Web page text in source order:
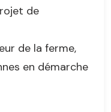
de
de la ferme,
en démarche